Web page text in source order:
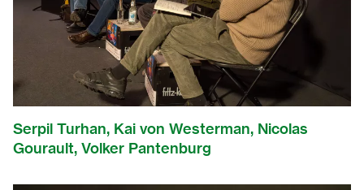
Serpil Turhan, Kai von Westerman, Nicolas
Gourault, Volker Pantenburg